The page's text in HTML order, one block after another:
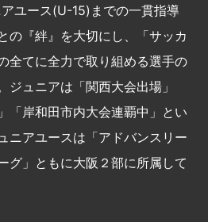
ユース(U-15)までの一貫指導
の『絆』を大切にし、「サッカ
全てに全力で取り組める選手の
ジュニアは「関西大会出場」
「岸和田市内大会連覇中」とい
ニアユースは「アドバンスリー
グ」ともに大阪２部に所属して